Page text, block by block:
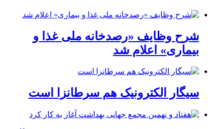
شرح وظایف «رصدخانه ملی غذا و
بیماری» اعلام شد
سیگار الکترونیک هم سرطانزا است